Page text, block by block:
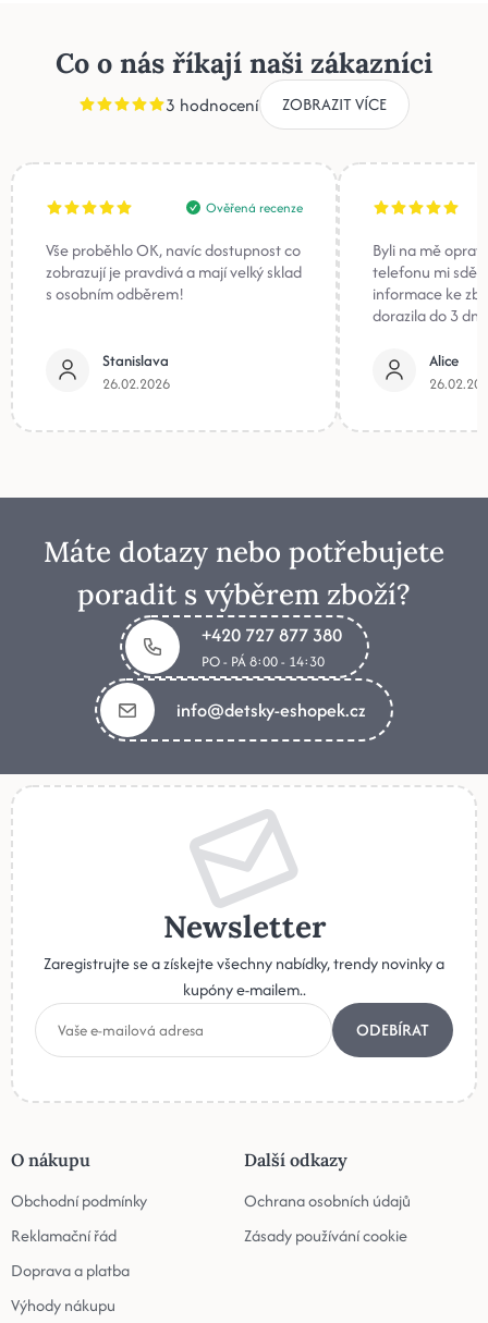
Co o nás říkají naši zákazníci
3 hodnocení ZOBRAZIT VÍCE
Ověřená recenze
Vše proběhlo OK, navíc dostupnost co
zobrazují je pravdivá a mají velký sklad
s osobním odběrem!
Stanislava
26.02.2026
Byli na mě
telefonu mi
informace ke
dorazila do 3
Alice
Máte dotazy nebo potřebujete
poradit s výběrem zboží?
+420 727 877 380
PO - PÁ 8:00 - 14:30
info@detsky-eshopek.cz
Newsletter
Zaregistrujte se a získejte všechny nabídky, trendy novinky a
kupóny e-mailem..
ODEBÍRAT
O nákupu
Obchodní podmínky
Reklamační řád
Doprava a platba
Výhody nákupu
Další odkazy
Ochrana osobních údajů
Zásady používání cookie